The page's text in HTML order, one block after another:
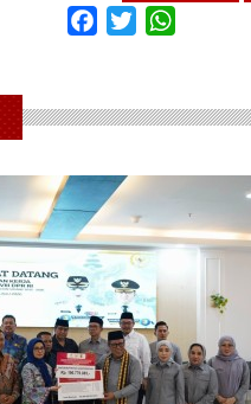
Facebook
Twitter